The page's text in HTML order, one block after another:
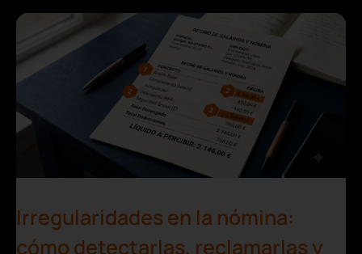
Irregularidades en la nómina:
cómo detectarlas, reclamarlas y